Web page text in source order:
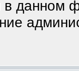
в данном